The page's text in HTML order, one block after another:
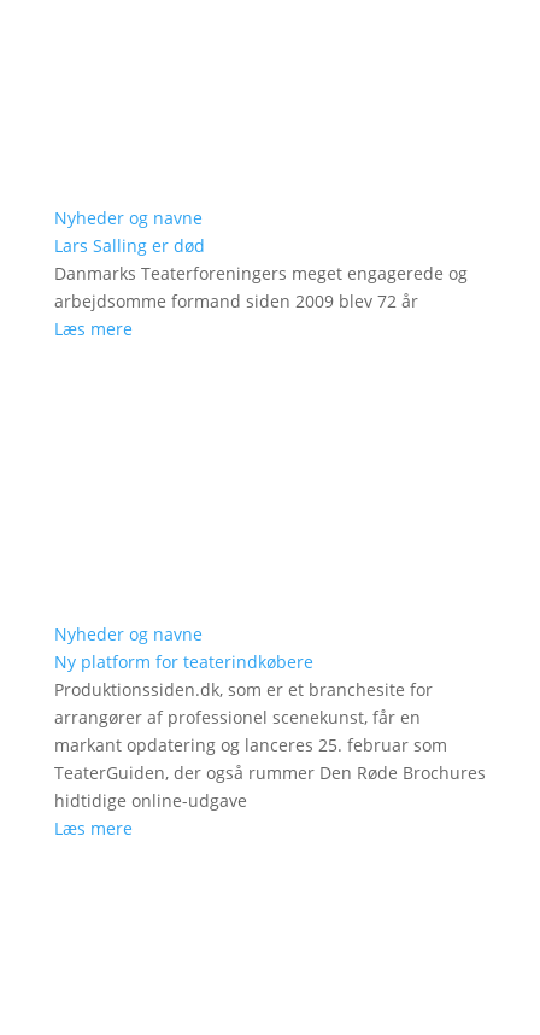
Nyheder og navne
Lars Salling er død
Danmarks Teaterforeningers meget engagerede og
arbejdsomme formand siden 2009 blev 72 år
Læs mere
Nyheder og navne
Ny platform for teaterindkøbere
Produktionssiden.dk, som er et branchesite for
arrangører af professionel scenekunst, får en
markant opdatering og lanceres 25. februar som
TeaterGuiden, der også rummer Den Røde Brochures
hidtidige online-udgave
Læs mere